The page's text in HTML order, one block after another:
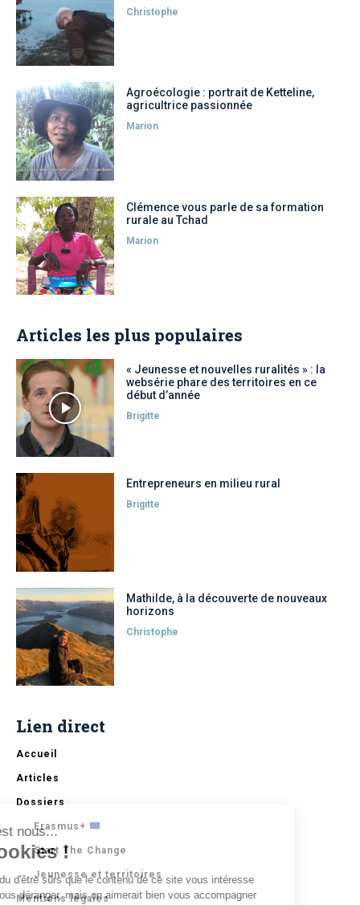
Christophe
Agroécologie : portrait de Ketteline,
agricultrice passionnée
Marion
Clémence vous parle de sa formation
rurale au Tchad
Marion
Articles les plus populaires
« Jeunesse et nouvelles ruralités » : la
websérie phare des territoires en ce
début d’année
Brigitte
Entrepreneurs en milieu rural
Brigitte
Mathilde, à la découverte de nouveaux
horizons
Christophe
Lien direct
Accueil
Articles
Dossiers
Erasmus+
Start The Change
Jeunesse et territoires
Mentions légales
Salut c'est nous...
les Cookies !
On a attendu d'être sûrs que le contenu de ce site vous intéresse
avant de vous déranger, mais on aimerait bien vous accompagner